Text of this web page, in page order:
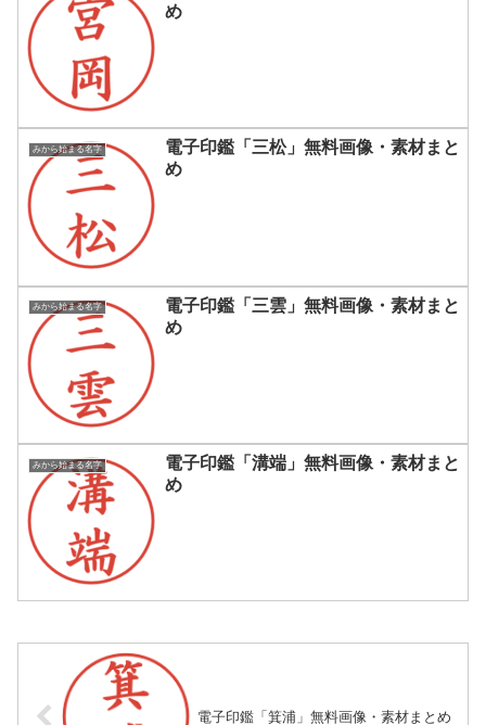
め
みから始まる名字
電子印鑑「三松」無料画像・素材まと
め
みから始まる名字
電子印鑑「三雲」無料画像・素材まと
め
みから始まる名字
電子印鑑「溝端」無料画像・素材まと
め
電子印鑑「箕浦」無料画像・素材まとめ